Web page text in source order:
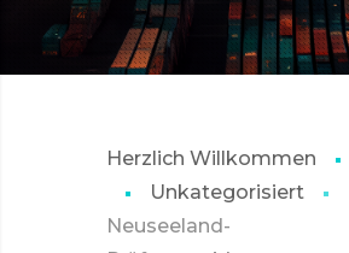
Herzlich Willkommen
Unkategorisiert
Neuseeland-